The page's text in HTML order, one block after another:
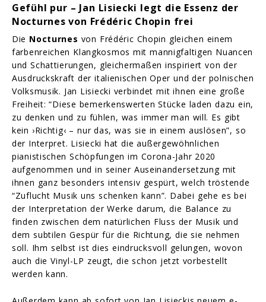
Gefühl pur – Jan Lisiecki legt die Essenz der
Nocturnes von Frédéric Chopin frei
Die Nocturnes von Frédéric Chopin gleichen einem
farbenreichen Klangkosmos mit mannigfaltigen Nuancen
und Schattierungen, gleichermaßen inspiriert von der
Ausdruckskraft der italienischen Oper und der polnischen
Volksmusik. Jan Lisiecki verbindet mit ihnen eine große
Freiheit: “Diese bemerkenswerten Stücke laden dazu ein,
zu denken und zu fühlen, was immer man will. Es gibt
kein ›Richtig‹ – nur das, was sie in einem auslösen”, so
der Interpret. Lisiecki hat die außergewöhnlichen
pianistischen Schöpfungen im Corona-Jahr 2020
aufgenommen und in seiner Auseinandersetzung mit
ihnen ganz besonders intensiv gespürt, welch tröstende
“Zuflucht Musik uns schenken kann”. Dabei gehe es bei
der Interpretation der Werke darum, die Balance zu
finden zwischen dem natürlichen Fluss der Musik und
dem subtilen Gespür für die Richtung, die sie nehmen
soll. Ihm selbst ist dies eindrucksvoll gelungen, wovon
auch die Vinyl-LP zeugt, die schon jetzt vorbestellt
werden kann.